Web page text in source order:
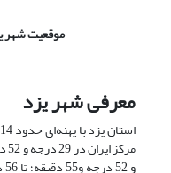
موقعیت شهر
معرفی شهر یزد